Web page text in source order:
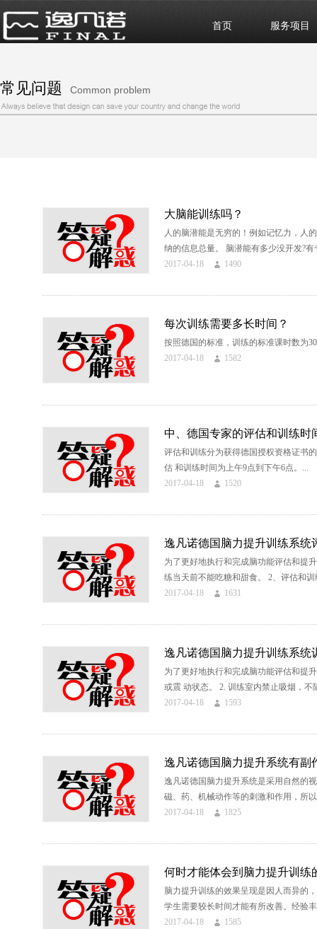
首页 服务项目
常见问题 Common problem
大脑能训练吗？
人的脑潜能是无穷的！例如记忆力，人
纳的信息总量。 脑潜能有多少没开发?有
2017-04-18
1490
每次训练需要多长时间？
按照德国的标准，训练的标准课时数为
2017-04-18
1582
中、德国专家的评估和训练时
评估和训练分为获得德国授权资格证书
估 和训练时间为上午9点到下午6点。...
2017-04-18
1520
逸凡诺德国脑力提升训练系统
为了更好地执行和完成脑功能评估和提
练当天前不能吃糖和甜食。 2、评估和
2017-04-18
1631
逸凡诺德国脑力提升训练系统
为了更好地执行和完成脑功能评估和提
或震 动状态。 2. 训练室内禁止吸烟，不
2017-04-18
1593
逸凡诺德国脑力提升系统有副
逸凡诺德国脑力提升系统是采用自然的
磁、药、机械动作等的刺激和作用，所
2017-04-18
1825
何时才能体会到脑力提升训练
脑力提升训练的效果呈现是因人而异的
学生需要较长时间才能有所改善。经验
2017-04-18
1585